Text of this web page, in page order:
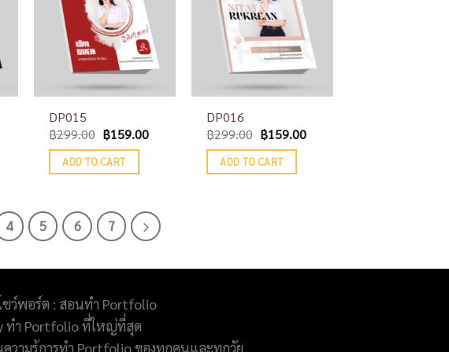
DP015
฿299.00 ฿159.00
ADD TO CART
DP016
฿299.00 ฿159.00
ADD TO CART
4 5 6 7
ชว์พอร์ต : สอนทำ Portfolio
ทำ Portfolio ที่ใหญ่ที่สุด
วามรู้การทำ Portfolio ของทุกคนและทุกวัย